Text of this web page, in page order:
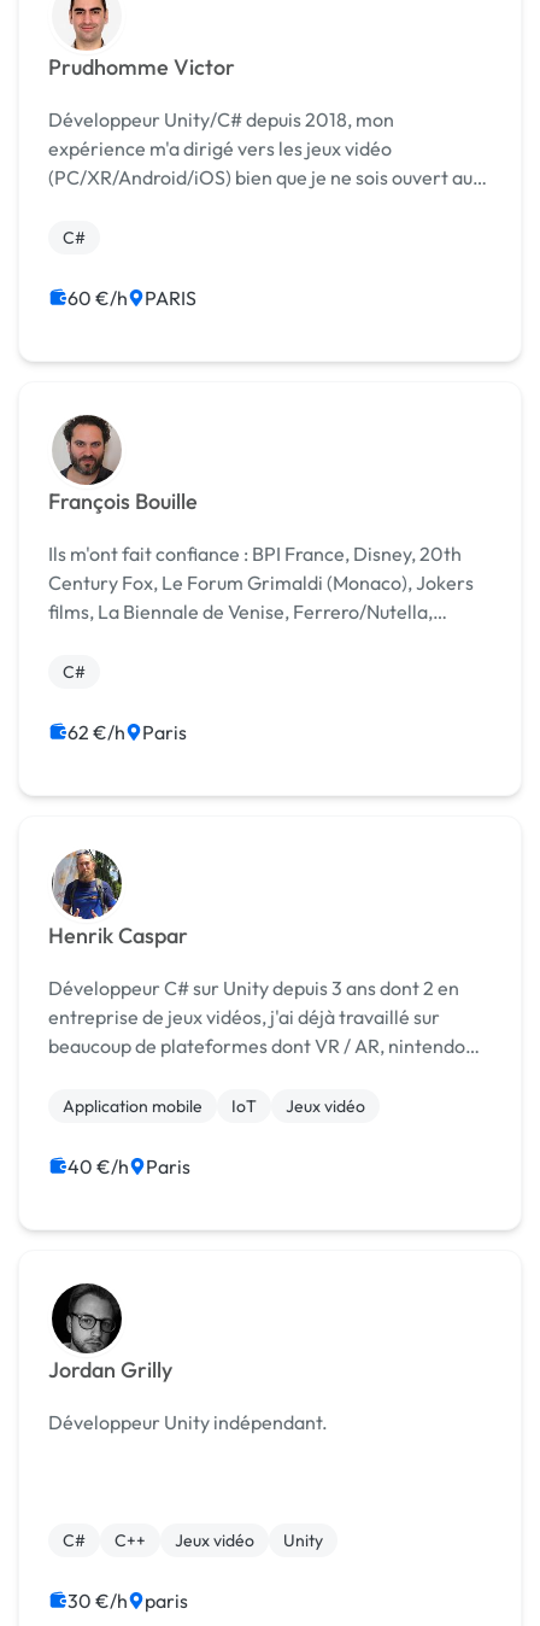
Prudhomme Victor
Développeur Unity/C# depuis 2018, mon
expérience m'a dirigé vers les jeux vidéo
(PC/XR/Android/iOS) bien que je ne sois ouvert aux
travers toutes les étapes liées au développement
C#
60 €/h PARIS
François Bouille
Ils m'ont fait confiance : BPI France, Disney, 20th
Century Fox, Le Forum Grimaldi (Monaco), Jokers
films, La Biennale de Venise, Ferrero/Nutella,
Kong, Pôle Magelis, Région Nouvelle Aquitaine,
C#
62 €/h Paris
Henrik Caspar
Développeur C# sur Unity depuis 3 ans dont 2 en
entreprise de jeux vidéos, j'ai déjà travaillé sur
beaucoup de plateformes dont VR / AR, nintendo
connaissances en multijoueur en ligne et local et
Application mobile IoT Jeux vidéo
40 €/h Paris
Jordan Grilly
Développeur Unity indépendant.
C# C++ Jeux vidéo Unity
30 €/h paris